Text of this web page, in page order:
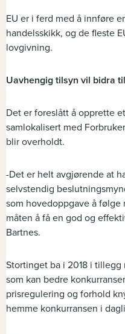
EU er i ferd med å innføre
handelsskikk, og de fleste
lovgivning.
Uavhengig tilsyn vil bidra
Det er foreslått å opprette
samlokalisert med
blir overholdt.
-Det er helt avgjørende at
selvstendig
som hovedoppgave å følge
måten å få en god og
Bartnes.
Stortinget ba i 2018 i
som kan bedre
prisregulering og forhold
hemme konkurransen i